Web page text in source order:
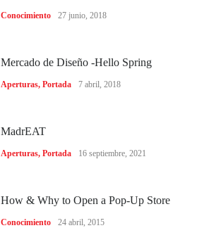
Conocimiento 27 junio, 2018
Mercado de Diseño -Hello Spring
Aperturas, Portada 7 abril, 2018
MadrEAT
Aperturas, Portada 16 septiembre, 2021
How & Why to Open a Pop-Up Store
Conocimiento 24 abril, 2015